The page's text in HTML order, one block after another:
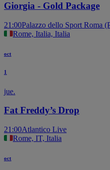
Giorgia - Gold Package
21:00Palazzo dello Sport Roma
Rome, Italia, Italia
oct
1
jue.
Fat Freddy’s Drop
21:00Atlantico Live
Rome, IT, Italia
oct